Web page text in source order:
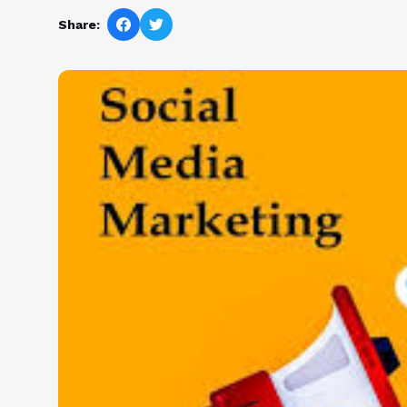
Share: